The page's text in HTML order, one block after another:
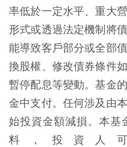
率低於一定水平、重大
形式或透過法定機制將
能導致客戶部分或全部
換股權、修改債券條件
暫停配息等變動。基金
金中支付。任何涉及由
始投資金額減損。本基
料，投資人